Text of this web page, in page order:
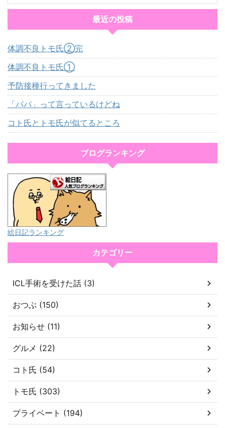
最近の投稿
体調不良トモ氏②完
体調不良トモ氏①
予防接種行ってきました
「パパ」って言っているけどね
コト氏とトモ氏が似てるところ
ブログランキング
絵日記ランキング
カテゴリー
ICL手術を受けた話 (3)
おつぶ (150)
お知らせ (11)
グルメ (22)
コト氏 (54)
トモ氏 (303)
プライベート (194)